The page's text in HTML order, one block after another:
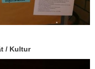
/ Kultur